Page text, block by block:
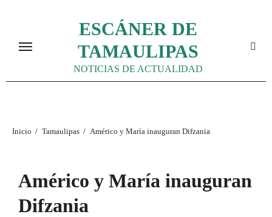
contenido
ESCÁNER DE
TAMAULIPAS
NOTICIAS DE ACTUALIDAD
Inicio Tamaulipas Américo y María inauguran Difzania
Américo y María inauguran
Difzania